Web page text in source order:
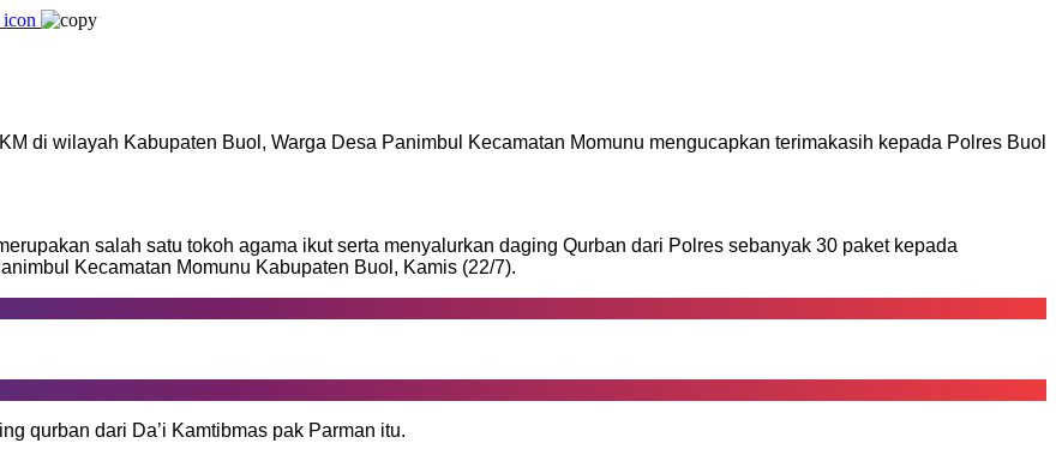
di wilayah Kabupaten Buol, Warga Desa Panimbul Kecamatan Momunu mengucapkan terimakasih kepada Polres Buol
salah satu tokoh agama ikut serta menyalurkan daging Qurban dari Polres sebanyak 30 paket kepada
Kecamatan Momunu Kabupaten Buol, Kamis (22/7).
qurban dari Da’i Kamtibmas pak Parman itu.